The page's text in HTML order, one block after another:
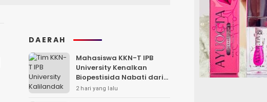
DAERAH
Mahasiswa KKN-T IPB
University Kenalkan
Biopestisida Nabati dari
Daun Pepaya
2 hari yang lalu